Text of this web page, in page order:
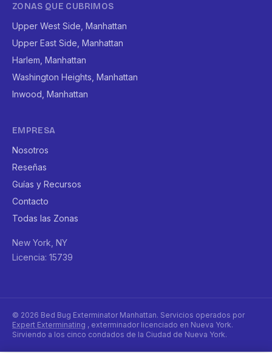
ZONAS QUE CUBRIMOS
Upper West Side, Manhattan
Upper East Side, Manhattan
Harlem, Manhattan
Washington Heights, Manhattan
Inwood, Manhattan
EMPRESA
Nosotros
Reseñas
Guías y Recursos
Contacto
Todas las Zonas
New York, NY
Licencia: 15739
© 2026 Bed Bug Exterminator Manhattan. Servicios operados por
Expert Exterminating , exterminador licenciado en Nueva York.
Sirviendo a los cinco condados de la Ciudad de Nueva York.